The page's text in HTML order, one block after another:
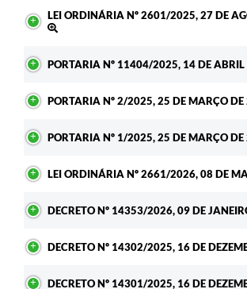
LEI ORDINÁRIA Nº 2601/2025, 27 DE
PORTARIA Nº 11404/2025, 14 DE ABRIL
PORTARIA Nº 2/2025, 25 DE MARÇO
PORTARIA Nº 1/2025, 25 DE MARÇO
LEI ORDINÁRIA Nº 2661/2026, 08 DE
DECRETO Nº 14353/2026, 09 DE
DECRETO Nº 14302/2025, 16 DE
DECRETO Nº 14301/2025, 16 DE